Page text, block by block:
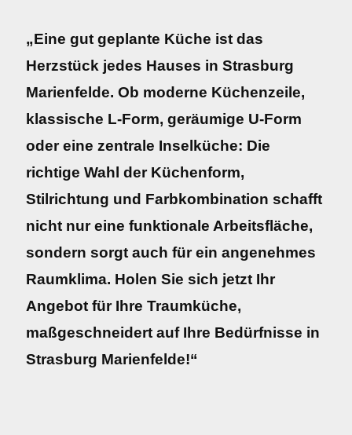
„Eine gut geplante Küche ist das
Herzstück jedes Hauses in Strasburg
Marienfelde. Ob moderne Küchenzeile,
klassische L-Form, geräumige U-Form
oder eine zentrale Inselküche: Die
richtige Wahl der Küchenform,
Stilrichtung und Farbkombination schafft
nicht nur eine funktionale Arbeitsfläche,
sondern sorgt auch für ein angenehmes
Raumklima. Holen Sie sich jetzt Ihr
Angebot für Ihre Traumküche,
maßgeschneidert auf Ihre Bedürfnisse in
Strasburg Marienfelde!“